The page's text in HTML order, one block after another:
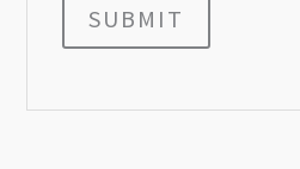
SUBMIT